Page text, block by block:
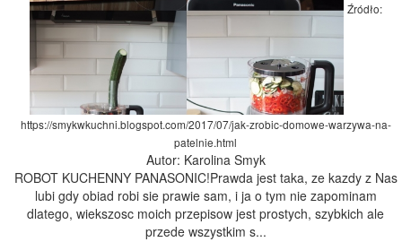
Źródło:
https://smykwkuchni.blogspot.com/2017/07/jak-zrobic-domowe-warzywa-na-
patelnie.html
Autor: Karolina Smyk
ROBOT KUCHENNY PANASONIC!Prawda jest taka, ze kazdy z Nas
lubi gdy obiad robi sie prawie sam, i ja o tym nie zapominam
dlatego, wiekszosc moich przepisow jest prostych, szybkich ale
przede wszystkim s...